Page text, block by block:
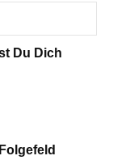
Du Dich